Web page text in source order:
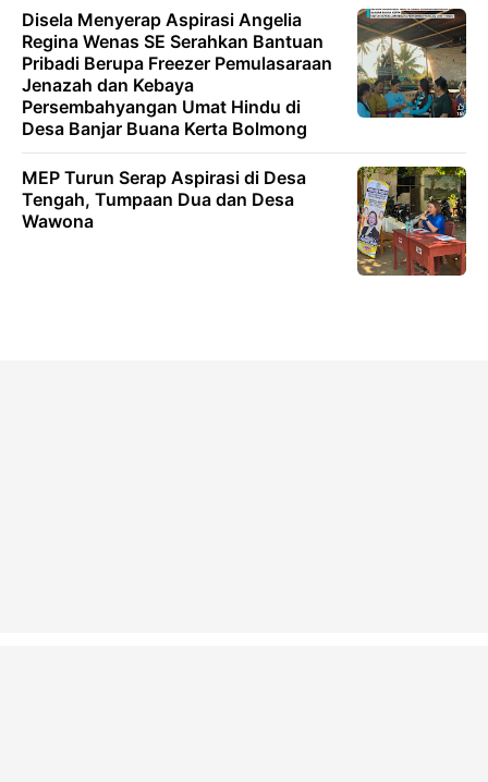
Disela Menyerap Aspirasi Angelia
Regina Wenas SE Serahkan Bantuan
Pribadi Berupa Freezer Pemulasaraan
Jenazah dan Kebaya
Persembahyangan Umat Hindu di
Desa Banjar Buana Kerta Bolmong
MEP Turun Serap Aspirasi di Desa
Tengah, Tumpaan Dua dan Desa
Wawona